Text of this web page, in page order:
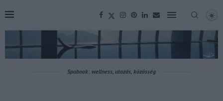
Spabook: wellness, utazás, közösség